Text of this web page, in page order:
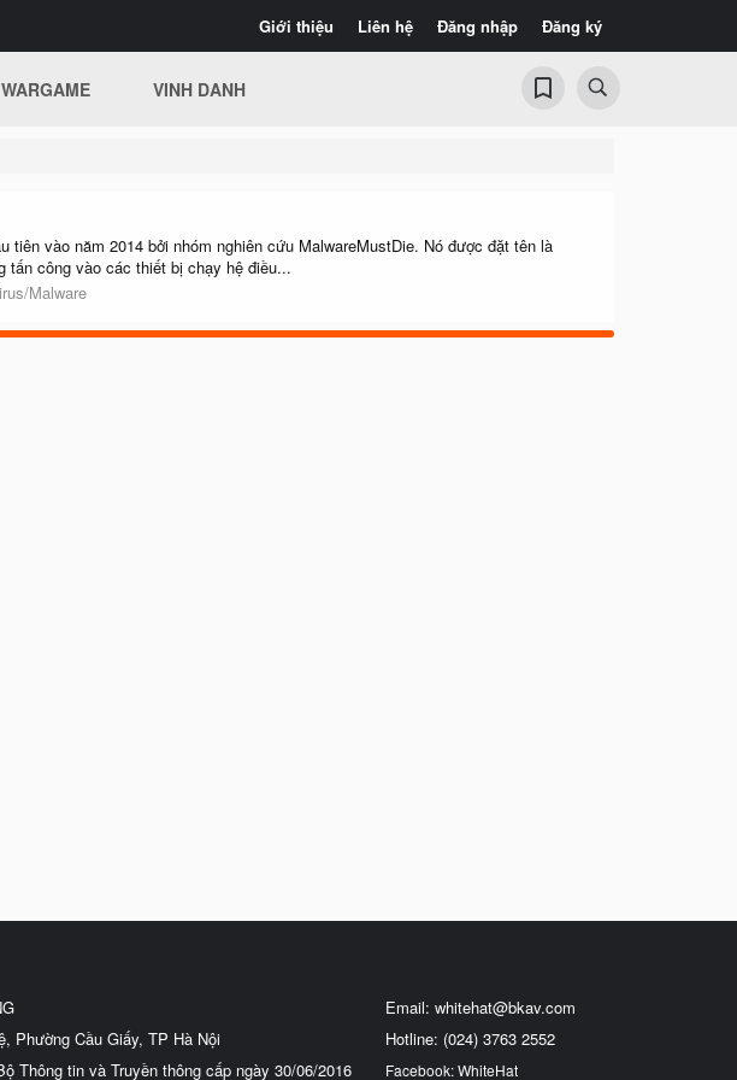
Giới thiệu Liên hệ Đăng nhập Đăng ký
WARGAME VINH DANH
vào năm 2014 bởi nhóm nghiên cứu MalwareMustDie. Nó được đặt tên là
tấn công vào các thiết bị chạy hệ điều...
Malware
Phường Cầu Giấy, TP Hà Nội
Thông tin và Truyền thông cấp ngày 30/06/2016
Email: whitehat@bkav.com
Hotline: (024) 3763 2552
Facebook: WhiteHat